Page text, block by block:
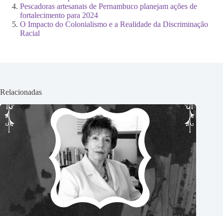
Pescadoras artesanais de Pernambuco planejam ações de
fortalecimento para 2024
O Impacto do Colonialismo e a Realidade da Discriminação
Racial
Relacionadas